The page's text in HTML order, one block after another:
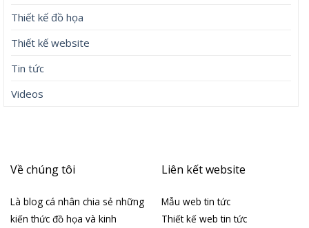
Thiết kế đồ họa
Thiết kế website
Tin tức
Videos
Về chúng tôi
Là blog cá nhân chia sẻ những
kiến thức đồ họa và kinh
Liên kết website
Mẫu web tin tức
Thiết kế web tin tức